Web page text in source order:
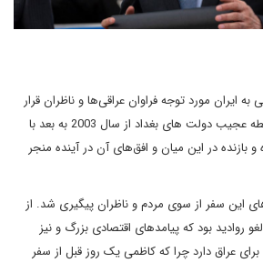
ایران مورد توجه فراوان عراقی‌ها و ناظران قرار
گرفت و به ارزیابی دوباره رابطه عجیب دولت های بغداد از سال 2003 به بعد با
بازنده در این میان و افق‌های آن در آینده منجر
این سفر از سوی مردم و ناظران پیگیری شد. از
روادید بود که پیامدهای اقتصادی بزرگ و نیز
عراق دارد چرا که کاظمی یک روز قبل از سفر